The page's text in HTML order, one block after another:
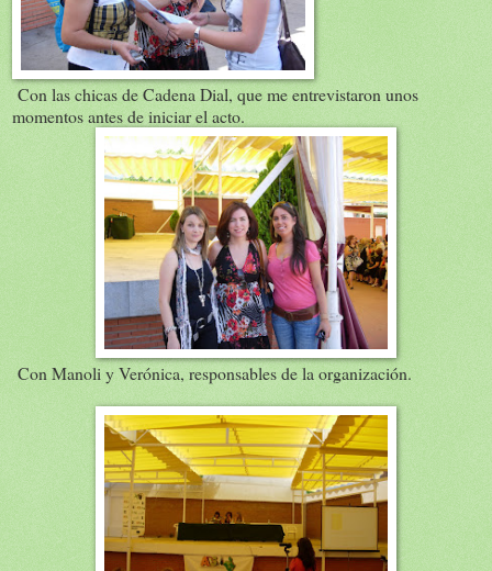
Con las chicas de Cadena Dial, que me entrevistaron unos
momentos antes de iniciar el acto.
Con Manoli y Verónica, responsables de la organización.